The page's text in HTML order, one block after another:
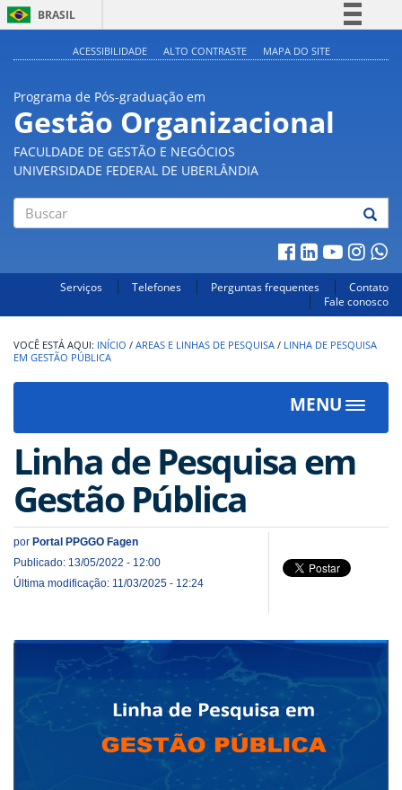
BRASIL
Acesso à informação
ACESSIBILIDADE ALTO CONTRASTE MAPA DO SITE
Programa de Pós-graduação em
Gestão Organizacional
FACULDADE DE GESTÃO E NEGÓCIOS
UNIVERSIDADE FEDERAL DE UBERLÂNDIA
Serviços Telefones Perguntas frequentes
Contato
Fale conosco
INÍCIO / AREAS E LINHAS DE PESQUISA / LINHA DE PESQUISA
EM GESTÃO PÚBLICA
MENU
Toggle
Linha de Pesquisa em
Gestão Pública
por Portal PPGGO Fagen
Publicado: 13/05/2022 - 12:00
Última modificação: 11/03/2025 - 12:24